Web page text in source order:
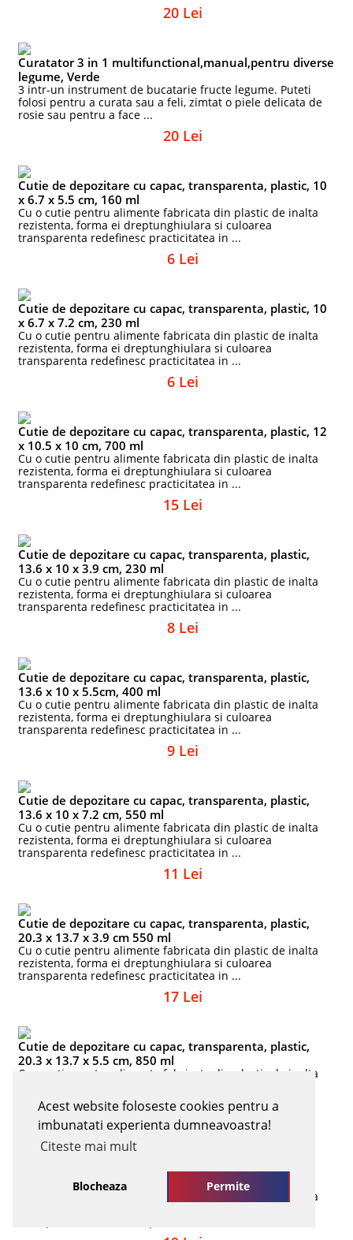
Acest website foloseste cookies pentru a
imbunatati experienta dumneavoastra!
Citeste mai mult
Blocheaza Permite
20 Lei
Curatator 3 in 1 multifunctional,manual,pentru diverse
legume, Verde
3 intr-un instrument de bucatarie fructe legume. Puteti
folosi pentru a curata sau a feli, zimtat o piele delicata de
rosie sau pentru a face ...
20 Lei
Cutie de depozitare cu capac, transparenta, plastic, 10
x 6.7 x 5.5 cm, 160 ml
Cu o cutie pentru alimente fabricata din plastic de inalta
rezistenta, forma ei dreptunghiulara si culoarea
transparenta redefinesc practicitatea in ...
6 Lei
Cutie de depozitare cu capac, transparenta, plastic, 10
x 6.7 x 7.2 cm, 230 ml
Cu o cutie pentru alimente fabricata din plastic de inalta
rezistenta, forma ei dreptunghiulara si culoarea
transparenta redefinesc practicitatea in ...
6 Lei
Cutie de depozitare cu capac, transparenta, plastic, 12
x 10.5 x 10 cm, 700 ml
Cu o cutie pentru alimente fabricata din plastic de inalta
rezistenta, forma ei dreptunghiulara si culoarea
transparenta redefinesc practicitatea in ...
15 Lei
Cutie de depozitare cu capac, transparenta, plastic,
13.6 x 10 x 3.9 cm, 230 ml
Cu o cutie pentru alimente fabricata din plastic de inalta
rezistenta, forma ei dreptunghiulara si culoarea
transparenta redefinesc practicitatea in ...
8 Lei
Cutie de depozitare cu capac, transparenta, plastic,
13.6 x 10 x 5.5cm, 400 ml
Cu o cutie pentru alimente fabricata din plastic de inalta
rezistenta, forma ei dreptunghiulara si culoarea
transparenta redefinesc practicitatea in ...
9 Lei
Cutie de depozitare cu capac, transparenta, plastic,
13.6 x 10 x 7.2 cm, 550 ml
Cu o cutie pentru alimente fabricata din plastic de inalta
rezistenta, forma ei dreptunghiulara si culoarea
transparenta redefinesc practicitatea in ...
11 Lei
Cutie de depozitare cu capac, transparenta, plastic,
20.3 x 13.7 x 3.9 cm 550 ml
Cu o cutie pentru alimente fabricata din plastic de inalta
rezistenta, forma ei dreptunghiulara si culoarea
transparenta redefinesc practicitatea in ...
17 Lei
Cutie de depozitare cu capac, transparenta, plastic,
20.3 x 13.7 x 5.5 cm, 850 ml
Cu o cutie pentru alimente fabricata din plastic de inalta
transparenta redefinesc practicitatea in ...
18 Lei
Cutie de depozitare cu capac, transparenta, plastic,
27.5 x 10.2 x 5.5 cm , 850 ml
Cu o cutie pentru alimente fabricata din plastic de inalta